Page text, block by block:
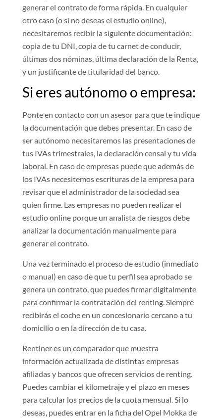
generar el contrato de forma rápida. En cualquier
otro caso (o si no deseas el estudio online),
necesitaremos recibir la siguiente documentación:
copia de tu DNI, copia de tu carnet de conducir,
últimas dos nóminas, última declaración de la Renta,
y un justificante de titularidad del banco.
Si eres autónomo o empresa:
Ponte en contacto con un asesor para que te indique
la documentación que debes presentar. En caso de
ser autónomo necesitaremos las presentaciones de
tus IVAs trimestrales, la declaración censal y tu vida
laboral. En caso de empresas puede que además de
los IVAs necesitemos escrituras de la empresa para
revisar que el administrador de la sociedad sea
quien firme. Las empresas no pueden realizar el
estudio online porque un analista de riesgos debe
analizar la documentación manualmente para
generar el contrato.
Una vez terminado el proceso de estudio (inmediato
o manual) en caso de que tu perfil sea aprobado se
genera un contrato, que puedes firmar digitalmente
para confirmar la contratación del renting. Siempre
recibirás el coche en un concesionario cercano a tu
domicilio o en la dirección de tu casa.
Rentiner es un comparador que muestra
información actualizada de distintas empresas
afiliadas y bancos que ofrecen servicios de renting.
Puedes cambiar el kilometraje y el plazo en meses
para calcular los precios de la cuota mensual. Si lo
deseas, puedes entrar en la ficha del Opel Mokka de